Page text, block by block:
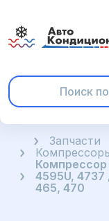
ГлавнаяЗапчасти
Компрессор
4595U,
465, 470